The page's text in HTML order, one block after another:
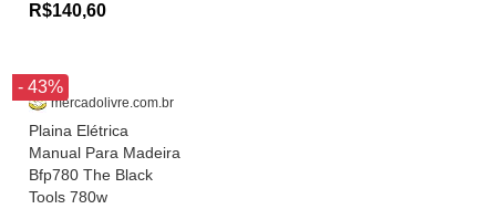
R$140,60
- 43%
mercadolivre.com.br
Plaina Elétrica
Manual Para Madeira
Bfp780 The Black
Tools 780w